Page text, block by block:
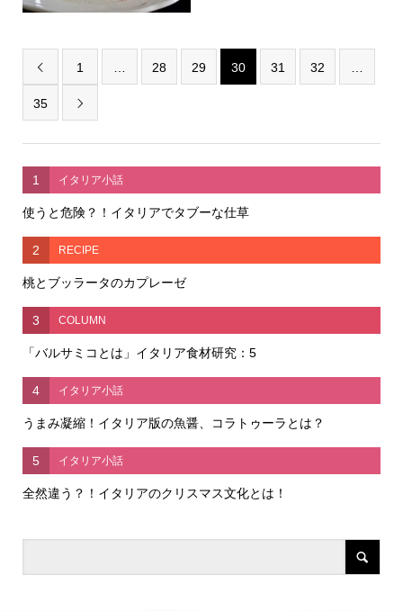
 1 28 29 30 31 32
35 
1 イタリア小話
使うと危険？！イタリアでタブーな仕草
2 RECIPE
桃とブッラータのカプレーゼ
3 COLUMN
「バルサミコとは」イタリア食材研究：5
4 イタリア小話
うまみ凝縮！イタリア版の魚醤、コラトゥーラとは？
5 イタリア小話
全然違う？！イタリアのクリスマス文化とは！